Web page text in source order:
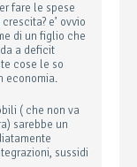
fare le spese
e’ ovvio
di un figlio che
a deficit
cose le so
economia.
( che non va
sarebbe un
sussidi